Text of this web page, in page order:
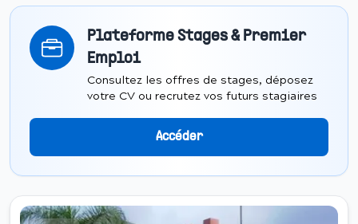
Plateforme Stages & Premier
Emploi
Consultez les offres de stages, déposez
votre CV ou recrutez vos futurs stagiaires
Accéder